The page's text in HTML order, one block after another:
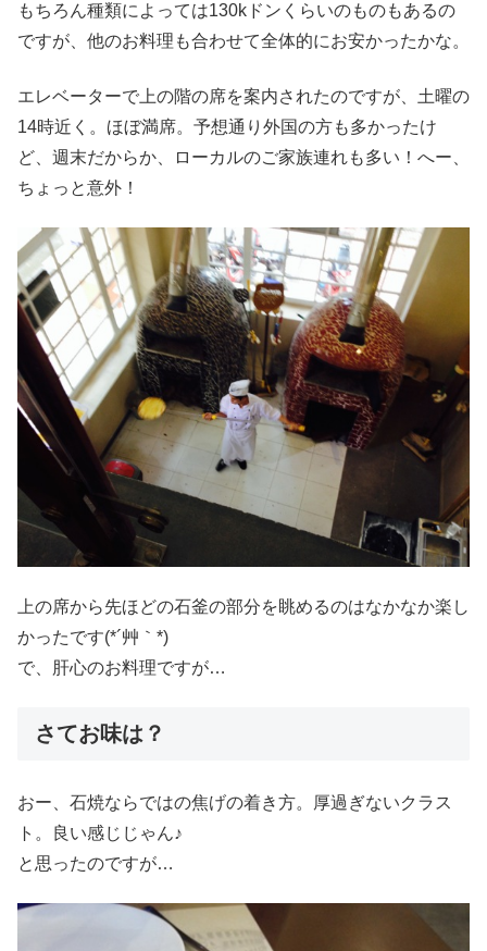
もちろん種類によっては130kドンくらいのものもあるの
ですが、他のお料理も合わせて全体的にお安かったかな。
エレベーターで上の階の席を案内されたのですが、土曜の
14時近く。ほぼ満席。予想通り外国の方も多かったけ
ど、週末だからか、ローカルのご家族連れも多い！へー、
ちょっと意外！
上の席から先ほどの石釜の部分を眺めるのはなかなか楽し
かったです(*´艸｀*)
で、肝心のお料理ですが…
さてお味は？
おー、石焼ならではの焦げの着き方。厚過ぎないクラス
ト。良い感じじゃん♪
と思ったのですが…